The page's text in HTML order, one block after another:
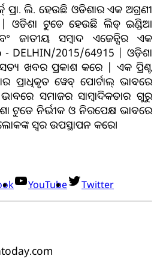
ପ୍ରା. ଲି. ହେଉଛି ଓଡିଶାର ଏକ ଅଗ୍ରଣୀ
| ଓଡିଶା ଟୁଡେ ହେଉଛି ଲିଡ୍ ଇଣ୍ଡିଆ
ଜାତୀୟ ସମ୍ବାଦ ଏଜେନ୍ସିର ଏକ
- DELHIN/2015/64915 | ଓଡ଼ିଶା
ଖବର ପ୍ରକାଶ କରେ | ଏକ ପ୍ରିଣ୍ଟ
ପ୍ରାଧିକୃତ ୱେବ୍ ପୋର୍ଟାଲ୍ ଭାବରେ
ସମାଜର ସାମ୍ବାଦିକତାର ଗୁରୁ
ଟୁଡେ ନିର୍ଭୀକ ଓ ନିରପେକ୍ଷ ଭାବରେ
ସ୍ୱର ଉପସ୍ଥାପନ କରେ।
YouTube Twitter